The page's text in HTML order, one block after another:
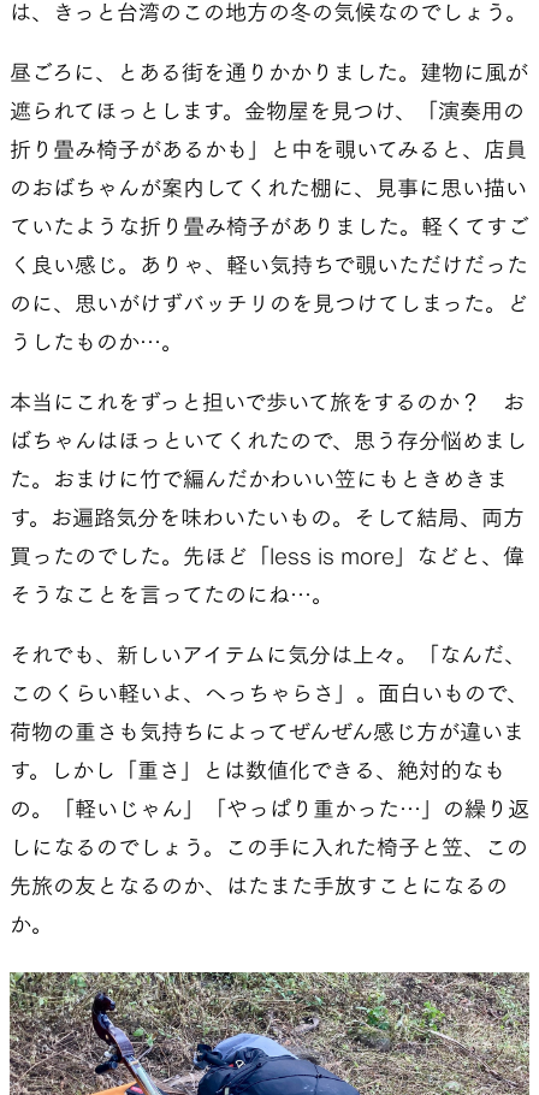
は、きっと台湾のこの地方の冬の気候なのでしょう。
昼ごろに、とある街を通りかかりました。建物に風が
遮られてほっとします。金物屋を見つけ、「演奏用の
折り畳み椅子があるかも」と中を覗いてみると、店員
のおばちゃんが案内してくれた棚に、見事に思い描い
ていたような折り畳み椅子がありました。軽くてすご
く良い感じ。ありゃ、軽い気持ちで覗いただけだった
のに、思いがけずバッチリのを見つけてしまった。ど
うしたものか…。
本当にこれをずっと担いで歩いて旅をするのか？ お
ばちゃんはほっといてくれたので、思う存分悩めまし
た。おまけに竹で編んだかわいい笠にもときめきま
す。お遍路気分を味わいたいもの。そして結局、両方
買ったのでした。先ほど「less is more」などと、偉
そうなことを言ってたのにね…。
それでも、新しいアイテムに気分は上々。「なんだ、
このくらい軽いよ、へっちゃらさ」。面白いもので、
荷物の重さも気持ちによってぜんぜん感じ方が違いま
す。しかし「重さ」とは数値化できる、絶対的なも
の。「軽いじゃん」「やっぱり重かった…」の繰り返
しになるのでしょう。この手に入れた椅子と笠、この
先旅の友となるのか、はたまた手放すことになるの
か。